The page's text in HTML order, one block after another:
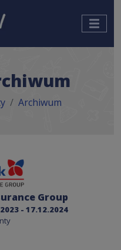
Archiwum
Group
- 17.12.2024